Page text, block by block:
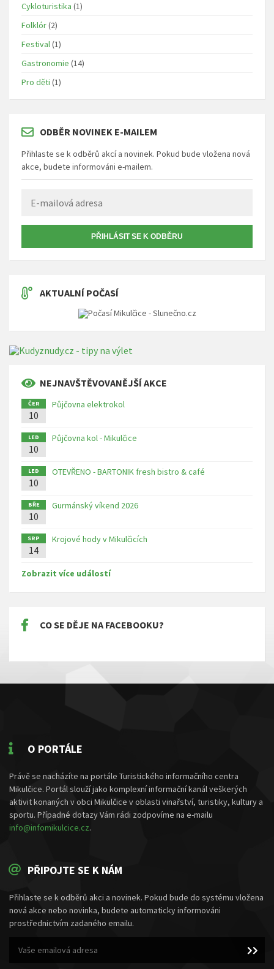
Cykloturistika (1)
Folklór(2)
Festival(1)
Gastronomie (14)
Pro děti (1)
ODBĚR NOVINEK E-MAILEM
Přihlaste se k odběrů akcí a novinek. Pokud bude vložena nová
akce, budete informováni e-mailem.
PŘIHLÁSIT SE K ODBĚRU
AKTUALNÍ POČASÍ
NEJNAVŠTĚVOVANĚJŠÍ AKCE
ČER
10
Půjčovna elektrokol
LED
10
Půjčovna kol - Mikulčice
LED
10
OTEVŘENO - BARTONIK fresh bistro & café
BŘE
10
Gurmánský víkend 2026
SRP
14
Krojové hody v Mikulčicích
Zobrazit více událostí
CO SE DĚJE NA FACEBOOKU?
O PORTÁLE
Právě se nacházíte na portále Turistického informačního centra
Mikulčice. Portál slouží jako komplexní informační kanál veškerých
aktivit konaných v obci Mikulčice v oblasti vinařství, turistiky, kultury a
sportu. Případné dotazy Vám rádi zodpovíme na e-mailu
info@infomikulcice.cz.
PŘIPOJTE SE K NÁM
Přihlaste se k odběrů akci a novinek. Pokud bude do systému vložena
nová akce nebo novinka, budete automaticky informováni
prostřednictvím zadaného emailu.